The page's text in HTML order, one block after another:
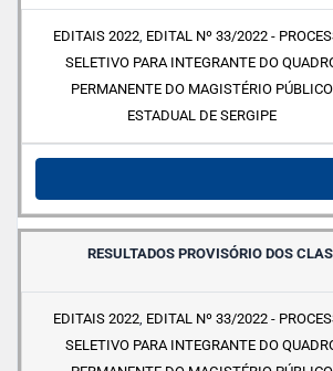
EDITAIS 2022, EDITAL Nº 33/2022 -
SELETIVO PARA INTEGRANTE DO
PERMANENTE DO MAGISTÉRIO PÚBLICO
ESTADUAL DE SERGIPE
RESULTADOS PROVISÓRIO DOS
EDITAIS 2022, EDITAL Nº 33/2022 -
SELETIVO PARA INTEGRANTE DO